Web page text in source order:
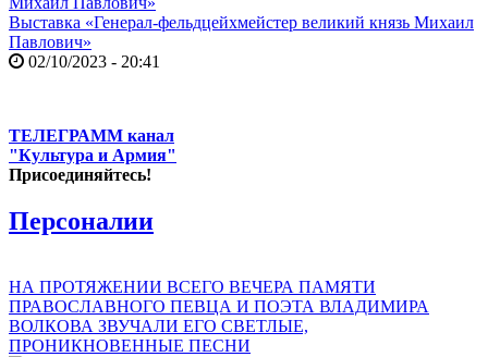
Выставка «Генерал-фельдцейхмейстер великий князь Михаил
Павлович»
02/10/2023 - 20:41
ТЕЛЕГРАММ канал
"Культура и Армия"
Присоединяйтесь!
Персоналии
НА ПРОТЯЖЕНИИ ВСЕГО ВЕЧЕРА ПАМЯТИ
ПРАВОСЛАВНОГО ПЕВЦА И ПОЭТА ВЛАДИМИРА
ВОЛКОВА ЗВУЧАЛИ ЕГО СВЕТЛЫЕ,
ПРОНИКНОВЕННЫЕ ПЕСНИ